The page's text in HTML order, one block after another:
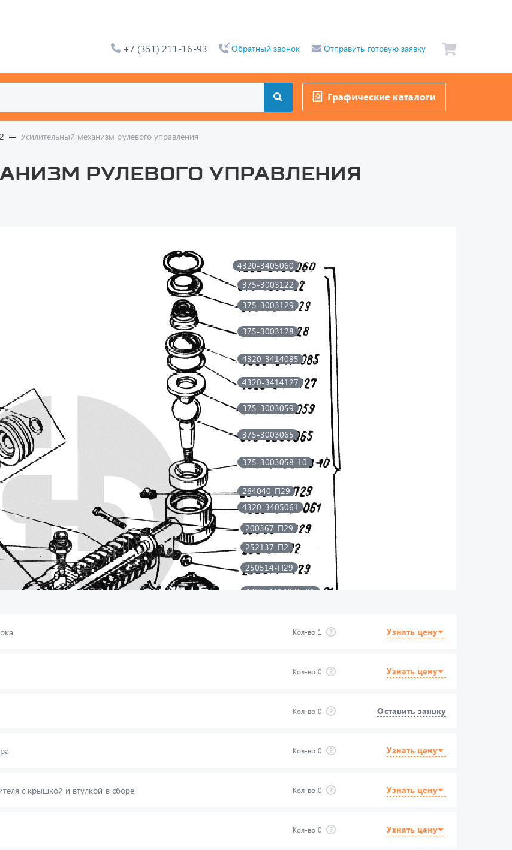
+7 (351) 211-16-93 Обратный звонок Отправить готовую заявку
Графические каталоги
Усилительный механизм рулевого управления
рулевого управления
4320-3405060
375-3003065
335058-П29
334837-П29
221603-П29
250514-П29
252137-П2
200367-П29
264040-П29
375-3405029
4320-3414076-01
4320-3405061
375-3003058-10
375-3003059
4320-3414127
4320-3414085
375-3003128
375-3003129
375-3003122
Кол-во 1 Узнать цену
Кол-во 0 Узнать цену
Кол-во 0 Оставить заявку
Кол-во 0 Узнать цену
с крышкой и втулкой в сборе Кол-во 0 Узнать цену
Кол-во 0 Узнать цену